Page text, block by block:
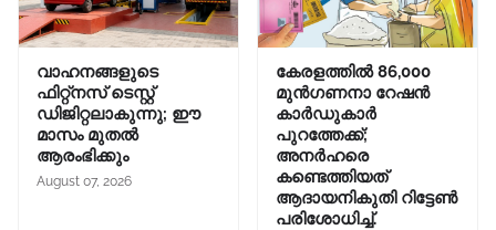
വാഹനങ്ങളുടെ
ഫിറ്റ്‌നസ് ടെസ്റ്റ്
ഡിജിറ്റലാകുന്നു; ഈ
മാസം മുതൽ
ആരംഭിക്കും
August 07, 2026
കേരളത്തിൽ 86,000
മുൻഗണനാ റേഷൻ
കാർഡുകാർ
പുറത്തേക്ക്;
അനർഹരെ
കണ്ടെത്തിയത്
ആദായനികുതി റിട്ടേൺ
പരിശോധിച്ച്.